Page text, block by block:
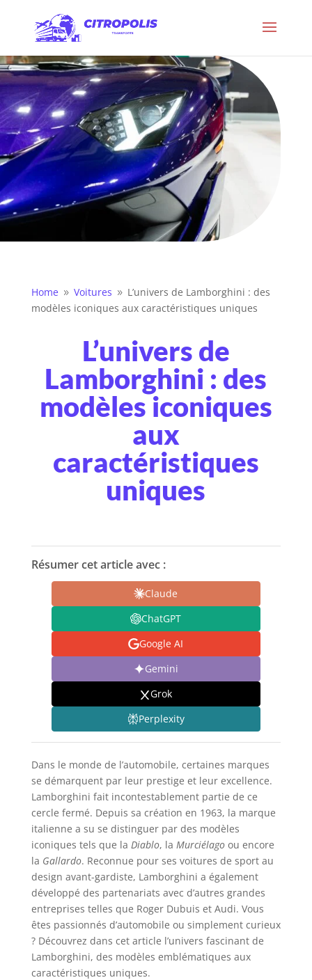
Home 9 Voitures 9 L’univers de Lamborghini : des
modèles iconiques aux caractéristiques uniques
L’univers de
Lamborghini : des
modèles iconiques
aux
caractéristiques
uniques
Résumer cet article avec :
Claude
ChatGPT
Google AI
Gemini
Grok
Perplexity
Dans le monde de l’automobile, certaines marques
se démarquent par leur prestige et leur excellence.
Lamborghini fait incontestablement partie de ce
cercle fermé. Depuis sa création en 1963, la marque
italienne a su se distinguer par des modèles
iconiques tels que la Diablo, la Murciélagoou encore
la Gallardo. Reconnue pour ses voitures de sport au
design avant-gardiste, Lamborghini a également
développé des partenariats avec d’autres grandes
entreprises telles que Roger Dubuis et Audi. Vous
êtes passionnés d’automobile ou simplement curieux
? Découvrez dans cet article l’univers fascinant de
Lamborghini, des modèles emblématiques aux
caractéristiques uniques.